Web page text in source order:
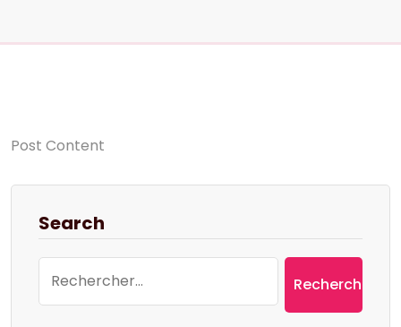
Post Content
Search